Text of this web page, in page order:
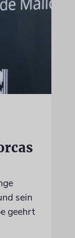
sein
geehrt